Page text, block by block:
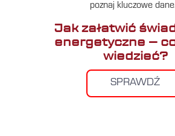
poznaj kluczowe
Jak załatwić
energetyczne –
wiedzieć?
SPRAWDŹ